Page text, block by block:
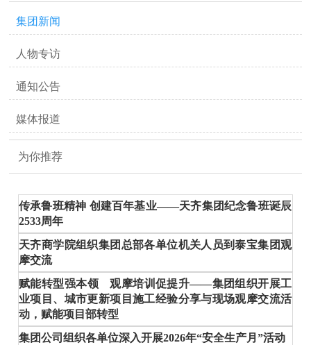
集团新闻
人物专访
通知公告
媒体报道
为你推荐
传承鲁班精神 创建百年基业——天齐集团纪念鲁班诞辰
2533周年
天齐商学院组织集团总部各单位机关人员到泰宝集团观
摩交流
赋能转型强本领 观摩培训促提升——集团组织开展工
业项目、城市更新项目施工经验分享与现场观摩交流活
动，赋能项目部转型
集团公司组织各单位深入开展2026年“安全生产月”活动